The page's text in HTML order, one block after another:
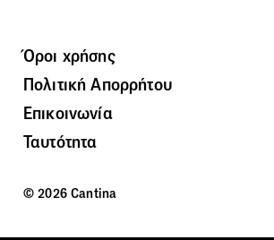
Όροι χρήσης
Πολιτική Απορρήτου
Επικοινωνία
Ταυτότητα
© 2026 Cantina